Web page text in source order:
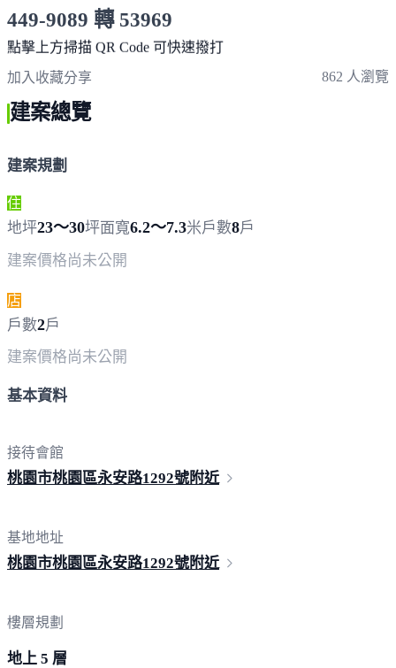
449-9089 轉 53969
服務時間 10:00～19:00
點擊上方掃描 QR Code 可快速撥打
加入收藏分享 862 人瀏覽
建案總覽
建案規劃
住
地坪23～30坪面寬6.2～7.3米戶數8戶
建案價格尚未公開
店
戶數2戶
建案價格尚未公開
基本資料
接待會館
桃園市桃園區永安路1292號附近
基地地址
桃園市桃園區永安路1292號附近
樓層規劃
地上 5 層